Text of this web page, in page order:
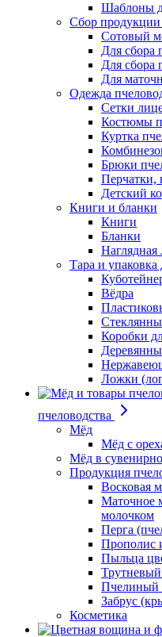
Шаблоны
Сбор продукции
Сотовый
Для сбора
Для сбора
Для
Одежда
Сетки
Костюмы
Куртка
Брюки
Перчатки,
Детский
Книги и бланки
Книги
Бланки
Наглядная
Тара и упаковка
Вёдра
Коробки
Ложки
пчеловодства
Мёд
Мёд с
Мёд в
Продукция
Восковая
Маточное
молочком
Перга
Прополис
Пыльца
Пчелиный
Забрус
Косметика